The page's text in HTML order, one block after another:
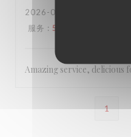
2026-05-02
服务 : 5
Amazing service, delicious
1